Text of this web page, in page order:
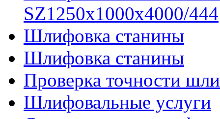
SZ1250x1000x4000/444
Шлифовка станины
Шлифовка станины
Проверка точности
Шлифовальные услуги